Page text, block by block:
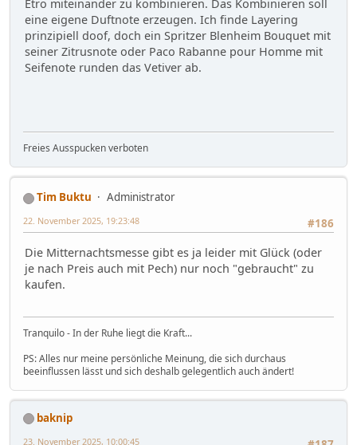
Etro miteinander zu kombinieren. Das Kombinieren soll
eine eigene Duftnote erzeugen. Ich finde Layering
prinzipiell doof, doch ein Spritzer Blenheim Bouquet mit
seiner Zitrusnote oder Paco Rabanne pour Homme mit
Seifenote runden das Vetiver ab.
Freies Ausspucken verboten
Tim Buktu
Administrator
#186
22. November 2025, 19:23:48
Die Mitternachtsmesse gibt es ja leider mit Glück (oder
je nach Preis auch mit Pech) nur noch "gebraucht" zu
kaufen.
Tranquilo - In der Ruhe liegt die Kraft...
PS: Alles nur meine persönliche Meinung, die sich durchaus
beeinflussen lässt und sich deshalb gelegentlich auch ändert!
baknip
23. November 2025, 10:00:45